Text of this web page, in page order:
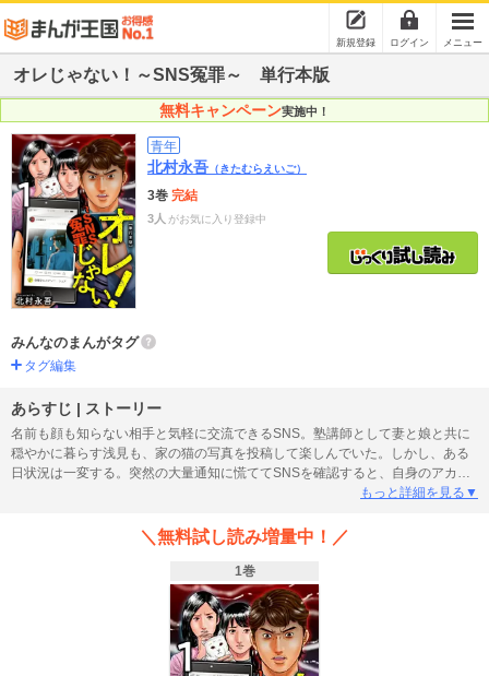
新規登録 ログイン メニュー
オレじゃない！～SNS冤罪～ 単行本版
無料キャンペーン実施中！
青年
北村永吾 （きたむらえいご）
3巻 完結
3人 がお気に入り登録中
みんなのまんがタグ
タグ編集
あらすじ | ストーリー
名前も顔も知らない相手と気軽に交流できるSNS。塾講師として妻と娘と共に
穏やかに暮らす浅見も、家の猫の写真を投稿して楽しんでいた。しかし、ある
日状況は一変する。突然の大量通知に慌ててSNSを確認すると、自身のアカウ
ントが荒らしにより炎上していた！浅見は何者かにより、殺人犯の汚名を着せ
身に覚えのない事件の犯人にされたら…？を描く、SNS炎上サスペンス！
もっと詳細を見る▼
＼無料試し読み増量中！／
1巻